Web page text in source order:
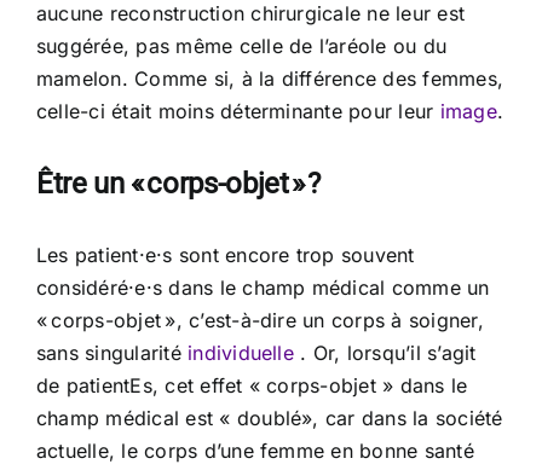
aucune reconstruction chirurgicale ne leur est
suggérée, pas même celle de l’aréole ou du
mamelon. Comme si, à la différence des femmes,
celle-ci était moins déterminante pour leur image.
Être un « corps-objet » ?
Les patient·e·s sont encore trop souvent
considéré·e·s dans le champ médical comme un
« corps-objet », c’est-à-dire un corps à soigner,
sans singularité individuelle. Or, lorsqu’il s’agit
de patientEs, cet effet « corps-objet » dans le
champ médical est « doublé», car dans la société
actuelle, le corps d’une femme en bonne santé